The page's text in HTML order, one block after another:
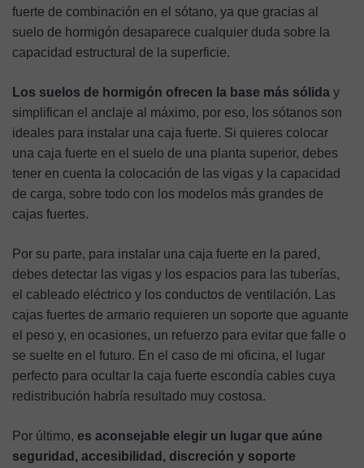
fuerte de combinación en el sótano, ya que gracias al
suelo de hormigón desaparece cualquier duda sobre la
capacidad estructural de la superficie.
Los suelos de hormigón ofrecen la base más sólida y
simplifican el anclaje al máximo, por eso, los sótanos son
ideales para instalar una caja fuerte. Si quieres colocar
una caja fuerte en el suelo de una planta superior, debes
tener en cuenta la colocación de las vigas y la capacidad
de carga, sobre todo con los modelos más grandes de
cajas fuertes.
Por su parte, para instalar una caja fuerte en la pared,
debes detectar las vigas y los espacios para las tuberías,
el cableado eléctrico y los conductos de ventilación. Las
cajas fuertes de armario requieren un soporte que aguante
el peso y, en ocasiones, un refuerzo para evitar que falle o
se suelte en el futuro. En el caso de mi oficina, el lugar
perfecto para ocultar la caja fuerte escondía cables cuya
redistribución habría resultado muy costosa.
Por último, es aconsejable elegir un lugar que aúne
seguridad, accesibilidad, discreción y soporte